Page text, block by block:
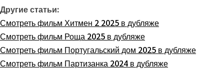
Другие статьи:
Смотреть фильм Хитмен 2 2025 в дубляже
Смотреть фильм Роща 2025 в дубляже
Смотреть фильм Португальский дом 2025 в дубляже
Смотреть фильм Партизанка 2024 в дубляже